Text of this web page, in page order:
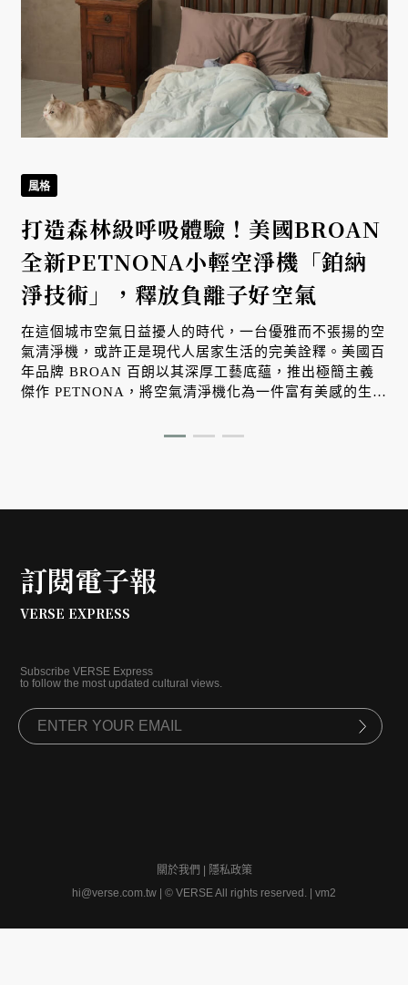
風格
打造森林級呼吸體驗！美國BROAN
全新PETNONA小輕空淨機「鉑納
淨技術」，釋放負離子好空氣
在這個城市空氣日益擾人的時代，一台優雅而不張揚的空
氣清淨機，或許正是現代人居家生活的完美詮釋。美國百
年品牌 BROAN 百朗以其深厚工藝底蘊，推出極簡主義
傑作 PETNONA，將空氣清淨機化為一件富有美感的生活
訂閱電子報
VERSE EXPRESS
Subscribe VERSE Express
to follow the most updated cultural views.
關於我們
隱私政策
hi@verse.com.tw
© VERSE All rights reserved. | vm2